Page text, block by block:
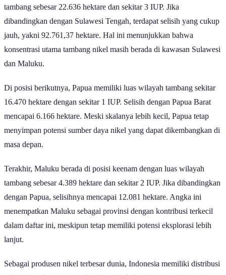
dengan luas mencapai 198.624,66 hektare. Selain memiliki wilayah
tambang yang sangat luas, provinsi ini juga didukung oleh sekitar
154 IUP OP (Izin Usaha Pertambangan Operasi Produksi) yang
aktif. Dominasi Sulawesi Tenggara tidak lepas dari kawasan
pertambangan di Konawe dan Kolaka yang telah lama menjadi
Di posisi kedua, Maluku Utara mencatat luas wilayah tambang
sebesar 156.197,04 hektare dengan sekitar 44 IUP OP. Jika
dibandingkan dengan Sulawesi Tenggara, terdapat selisih wilayah
sebesar 42.427,62 hektare. Meski lebih kecil, Maluku Utara menjadi
terutama dengan hadirnya kawasan industri berbasis smelter yang
menarik banyak investasi asing.
Selanjutnya, Sulawesi Tengah berada di posisi ketiga dengan luas
wilayah tambang mencapai 115.397,37 hektare dan sekitar 85 IUP
OP. Dibandingkan dengan Maluku Utara, selisih luasnya mencapai
Morowali, telah berkembang menjadi pusat industri nikel terintegrasi